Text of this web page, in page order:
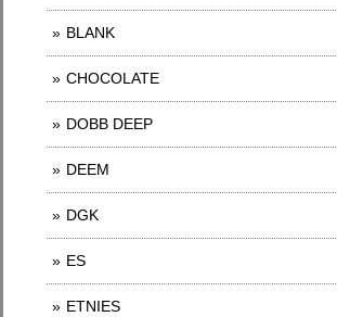
BLANK
CHOCOLATE
DOBB DEEP
DEEM
DGK
ES
ETNIES